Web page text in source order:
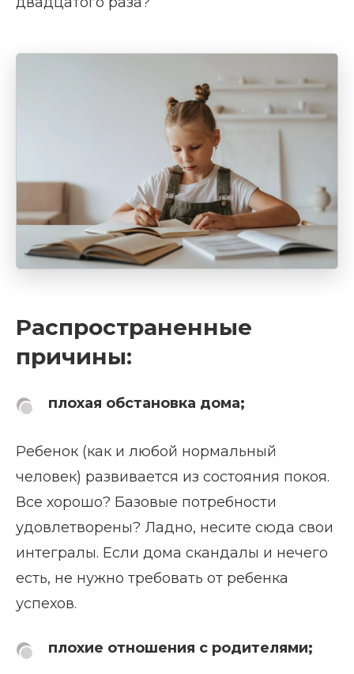
Распространенные
причины:
плохая обстановка дома;
Ребенок (как и любой нормальный
человек) развивается из состояния покоя.
Все хорошо? Базовые потребности
удовлетворены? Ладно, несите сюда свои
интегралы. Если дома скандалы и нечего
есть, не нужно требовать от ребенка
успехов.
плохие отношения с родителями;